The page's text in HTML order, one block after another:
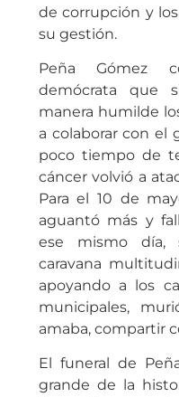
de corrupción y
su gestión.
Peña Gómez
demócrata que
manera humilde
a colaborar con el
poco tiempo de
cáncer volvió a
Para el 10 de
aguantó más y
ese mismo día,
caravana
apoyando a los
municipales,
amaba, compartir
El funeral de
grande de la